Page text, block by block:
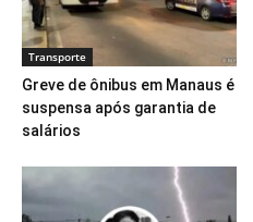
Transporte
Greve de ônibus em Manaus é
suspensa após garantia de
salários